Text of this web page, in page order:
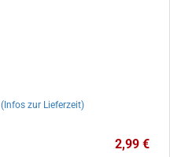
(Infos zur Lieferzeit)
2,99 €